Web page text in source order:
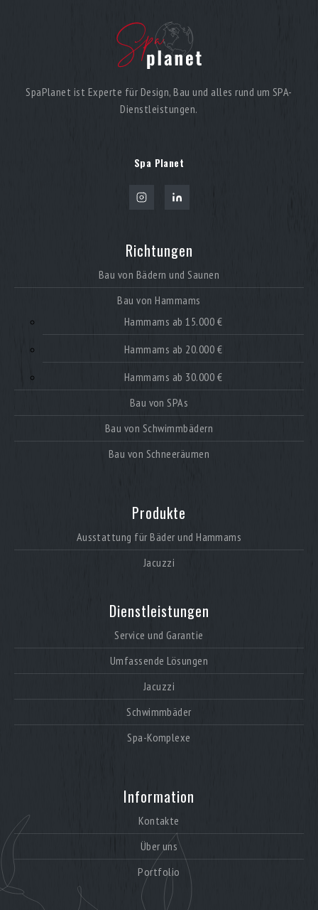
SpaPlanet ist Experte für Design, Bau und alles rund um SPA-
Dienstleistungen.
Spa Planet
Richtungen
Bau von Bädern und Saunen
Bau von Hammams
Hammams ab 15.000 €
Hammams ab 20.000 €
Hammams ab 30.000 €
Bau von SPAs
Bau von Schwimmbädern
Bau von Schneeräumen
Produkte
Ausstattung für Bäder und Hammams
Jacuzzi
Dienstleistungen
Service und Garantie
Umfassende Lösungen
Jacuzzi
Schwimmbäder
Spa-Komplexe
Information
Kontakte
Über uns
Portfolio